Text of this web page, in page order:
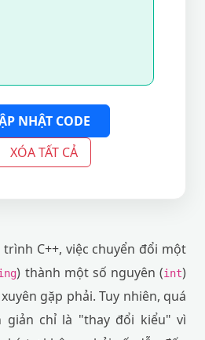
NHẬT CODE
XÓA TẤT CẢ
C++, việc chuyển đổi một
) thành một số nguyên (int)
gặp phải. Tuy nhiên, quá
giản chỉ là "thay đổi kiểu" vì